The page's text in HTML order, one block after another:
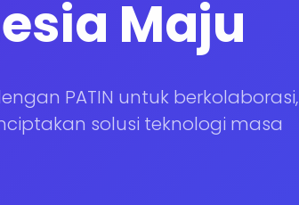
Maju
PATIN untuk berkolaborasi,
solusi teknologi masa